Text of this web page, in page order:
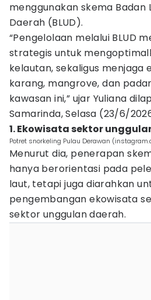
menggunakan skema Badan
Daerah (BLUD).
“Pengelolaan melalui BLUD
strategis untuk
kelautan, sekaligus menjaga
karang, mangrove, dan
kawasan ini,” ujar Yuliana
Samarinda, Selasa (23/6/
1. Ekowisata sektor
Potret snorkeling Pulau Derawan
Menurut dia, penerapan
hanya berorientasi pada
laut, tetapi juga diarahkan
pengembangan ekowisata
sektor unggulan daerah.